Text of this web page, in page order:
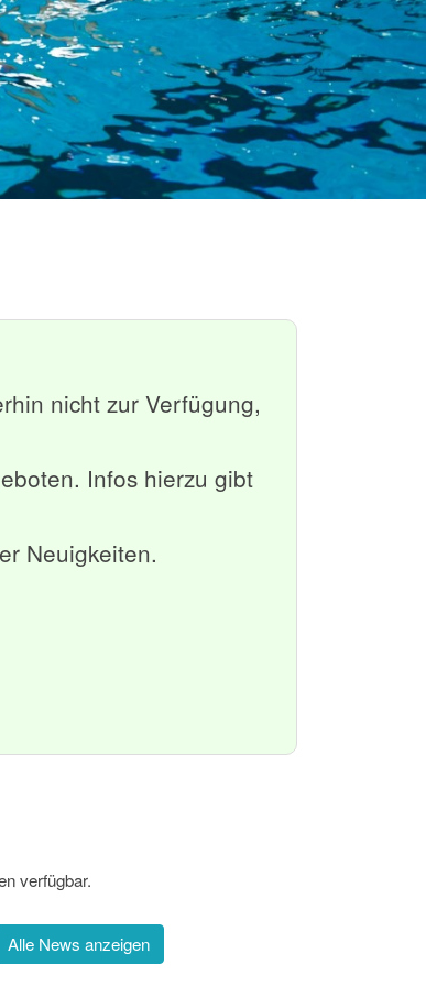
nicht zur Verfügung,
Infos hierzu gibt
Neuigkeiten.
verfügbar.
Alle News anzeigen